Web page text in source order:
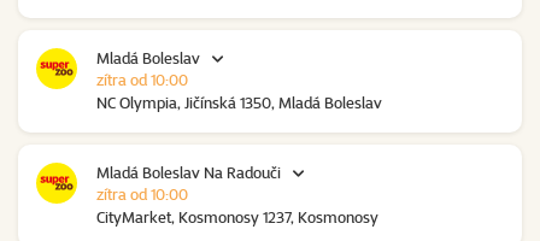
Mladá Boleslav
NC Olympia, Jičínská 1350, Mladá Boleslav
zítra od 10:00
Mladá Boleslav Na Radouči
CityMarket, Kosmonosy 1237, Kosmonosy
zítra od 10:00